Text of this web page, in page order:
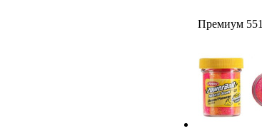
Премиум 551